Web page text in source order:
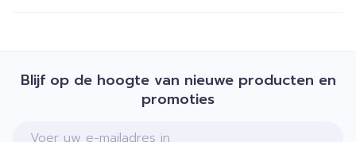
Blijf op de hoogte van nieuwe producten en
promoties
E-mail adres